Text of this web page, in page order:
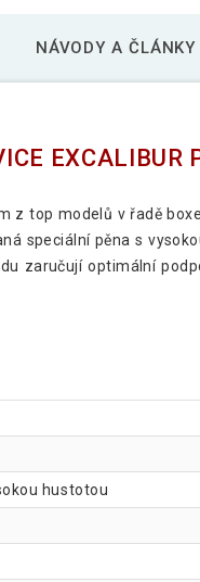
NÁVODY A ČLÁNKY
EXCALIBUR
z top modelů v řadě
speciální pěna s
zaručují optimální
hustotou